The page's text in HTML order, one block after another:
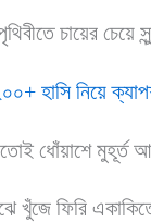
চায়ের চেয়ে
হাসি নিয়ে
ধোঁয়াশে মুহূর্ত
খুঁজে ফিরি